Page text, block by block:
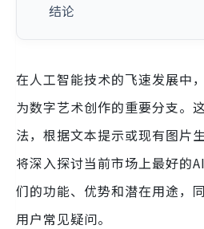
结论
在人工智能技术的飞速发展中
为数字艺术创作的重要分支。
法，根据文本提示或现有图片
将深入探讨当前市场上最好的
们的功能、优势和潜在用途，
用户常见疑问。